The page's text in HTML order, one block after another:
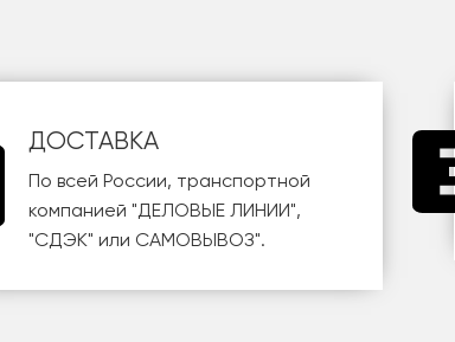
ДОСТАВКА
По всей России, транспортной
компанией"ДЕЛОВЫЕ ЛИНИИ",
"СДЭК" или САМОВЫВОЗ".